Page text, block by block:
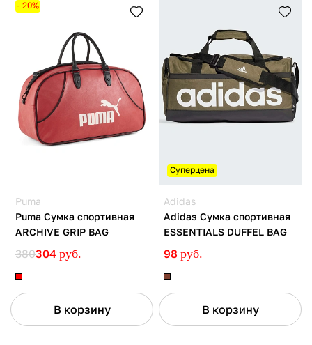
- 20%
Puma
Puma Сумка спортивная
ARCHIVE GRIP BAG
380304 руб.
В корзину
Суперцена
Adidas
Adidas Сумка спортивная
ESSENTIALS DUFFEL BAG
98 руб.
В корзину